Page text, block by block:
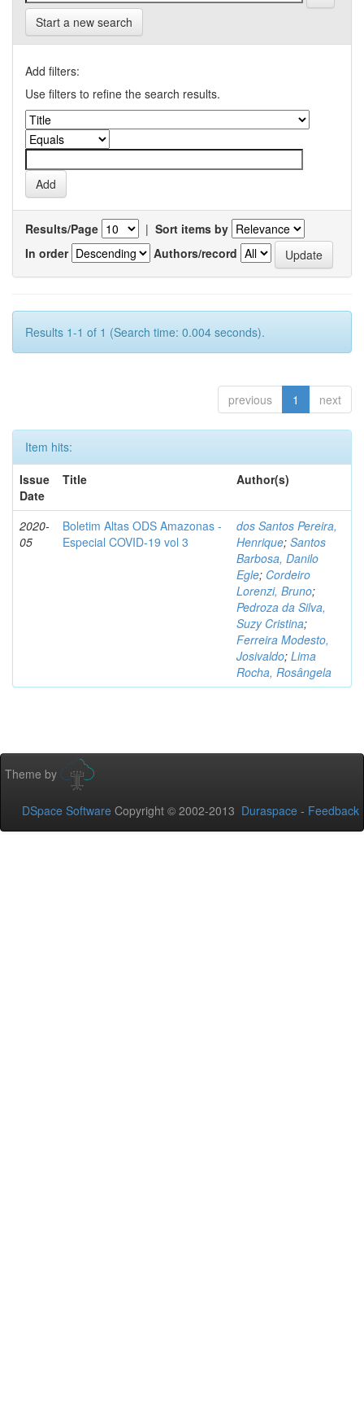
Start a new search
Add filters:
Use filters to refine the search results.
Results/Page | Sort items by
In order
Authors/record
Results 1-1 of 1 (Search time: 0.004 seconds).
previous 1 next
Item hits:
Issue
Date
Title Author(s)
2020-
05
Boletim Altas ODS Amazonas -
Especial COVID-19 vol 3
dos Santos Pereira,
Henrique; Santos
Barbosa, Danilo
Egle; Cordeiro
Lorenzi, Bruno;
Pedroza da Silva,
Suzy Cristina;
Ferreira Modesto,
Josivaldo; Lima
Rocha, Rosângela
Theme by
DSpace Software Copyright © 2002-2013 Duraspace - Feedback